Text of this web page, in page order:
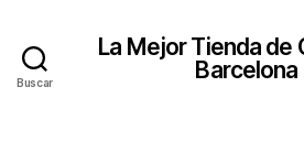
Buscar
La Mejor Tienda de
Barcelona